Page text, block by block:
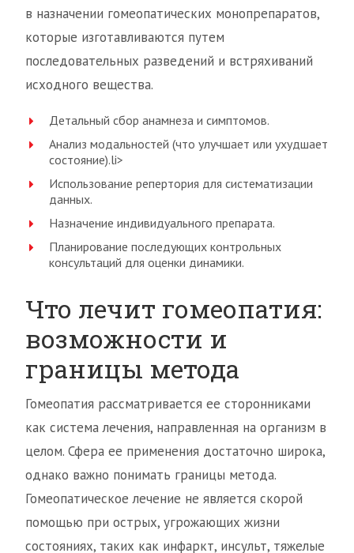
в назначении гомеопатических монопрепаратов,
которые изготавливаются путем
последовательных разведений и встряхиваний
исходного вещества.
Детальный сбор анамнеза и симптомов.
Анализ модальностей (что улучшает или ухудшает
состояние).li>
Использование репертория для систематизации
данных.
Назначение индивидуального препарата.
Планирование последующих контрольных
консультаций для оценки динамики.
Что лечит гомеопатия:
возможности и
границы метода
Гомеопатия рассматривается ее сторонниками
как система лечения, направленная на организм в
целом. Сфера ее применения достаточно широка,
однако важно понимать границы метода.
Гомеопатическое лечение не является скорой
помощью при острых, угрожающих жизни
состояниях, таких как инфаркт, инсульт, тяжелые